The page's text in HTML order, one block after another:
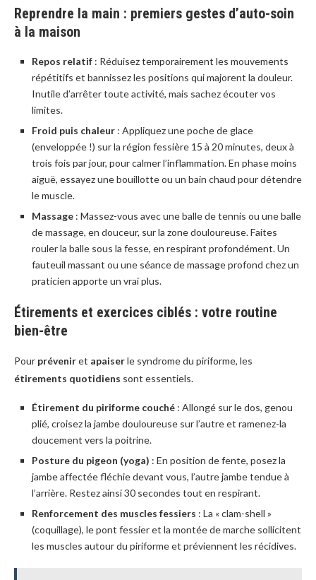
Reprendre la main : premiers gestes d’auto-soin
à la maison
Repos relatif : Réduisez temporairement les mouvements
répétitifs et bannissez les positions qui majorent la douleur.
Inutile d’arrêter toute activité, mais sachez écouter vos
limites.
Froid puis chaleur : Appliquez une poche de glace
(enveloppée !) sur la région fessière 15 à 20 minutes, deux à
trois fois par jour, pour calmer l’inflammation. En phase moins
aiguë, essayez une bouillotte ou un bain chaud pour détendre
le muscle.
Massage : Massez-vous avec une balle de tennis ou une balle
de massage, en douceur, sur la zone douloureuse. Faites
rouler la balle sous la fesse, en respirant profondément. Un
fauteuil massant ou une séance de massage profond chez un
praticien apporte un vrai plus.
Étirements et exercices ciblés : votre routine
bien-être
Pour préveniret apaiserle syndrome du piriforme, les
étirements quotidiens sont essentiels.
Étirement du piriforme couché : Allongé sur le dos, genou
plié, croisez la jambe douloureuse sur l’autre et ramenez-la
doucement vers la poitrine.
Posture du pigeon (yoga) : En position de fente, posez la
jambe affectée fléchie devant vous, l’autre jambe tendue à
l’arrière. Restez ainsi 30 secondes tout en respirant.
Renforcement des muscles fessiers : La « clam-shell »
(coquillage), le pont fessier et la montée de marche sollicitent
les muscles autour du piriforme et préviennent les récidives.